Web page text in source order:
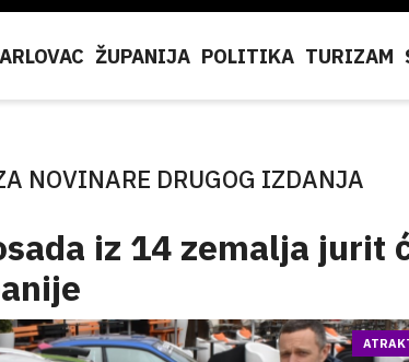
ŽUPANIJA POLITIKA TURIZAM
NOVINARE DRUGOG IZDANJA
iz 14 zemalja jurit